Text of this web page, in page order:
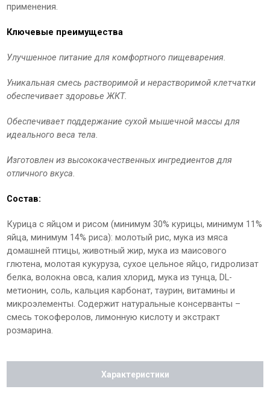
применения.
Ключевые преимущества
Улучшенное питание для комфортного пищеварения.
Уникальная смесь растворимой и нерастворимой клетчатки
обеспечивает здоровье ЖКТ.
Обеспечивает поддержание сухой мышечной массы для
идеального веса тела.
Изготовлен из высококачественных ингредиентов для
отличного вкуса.
Состав:
Курица с яйцом и рисом (минимум 30% курицы, минимум 11%
яйца, минимум 14% риса): молотый рис, мука из мяса
домашней птицы, животный жир, мука из маисового
глютена, молотая кукуруза, сухое цельное яйцо, гидролизат
белка, волокна овса, калия хлорид, мука из тунца, DL-
метионин, соль, кальция карбонат, таурин, витамины и
микроэлементы. Содержит натуральные консерванты –
смесь токоферолов, лимонную кислоту и экстракт
розмарина.
Характеристики